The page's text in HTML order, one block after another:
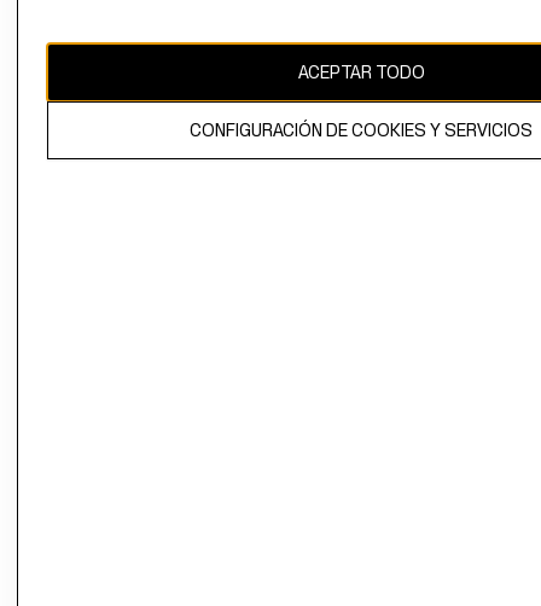
El contenido de esta página web está protegido por copyright y es
ACEPTAR TODO
CONFIGURACIÓN DE COOKIES Y SERVICIOS